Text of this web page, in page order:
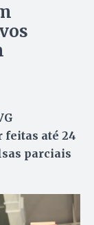
feitas até 24
parciais